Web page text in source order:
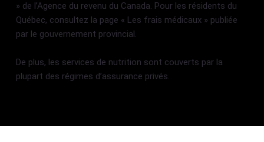
» de l’Agence du revenu du Canada. Pour les résidents du
Québec, consultez la page « Les frais médicaux » publiée
par le gouvernement provincial.
De plus, les services de nutrition sont couverts par la
plupart des régimes d’assurance privés.